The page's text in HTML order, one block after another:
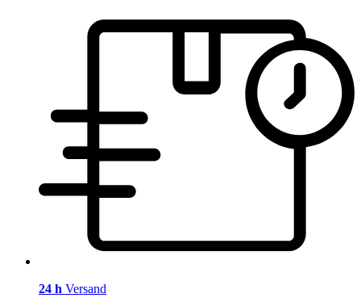
24 h Versand